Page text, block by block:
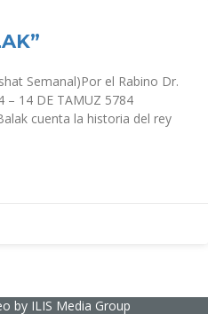
Semanal)Por el Rabino Dr.
– 14 DE TAMUZ 5784
cuenta la historia del rey
by ILIS Media Group